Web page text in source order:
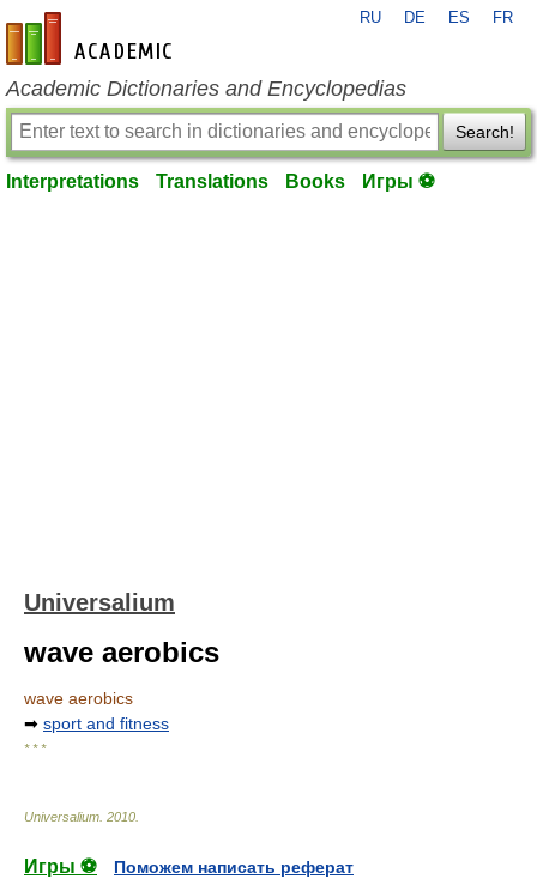
en-academic.com
RU DE ES FR
Academic Dictionaries and Encyclopedias
Search!
Interpretations Translations Books Игры ⚽
Universalium
wave aerobics
wave aerobics
➡ sport and fitness
* * *
Universalium 2010
Игры ⚽
Поможем написать реферат